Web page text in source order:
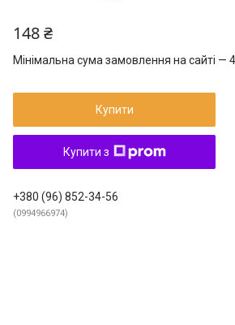
148 ₴
Мінімальна сума замовлення на сайті —
Купити
Купити з
+380 (96) 852-34-56
0994966974